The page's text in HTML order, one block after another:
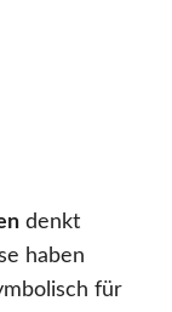
denkt
haben
für